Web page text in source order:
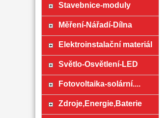
Stavebnice-moduly
Měření-Nářadí-Dílna
Elektroinstalační materiál
Světlo-Osvětlení-LED
Fotovoltaika-solární....
Zdroje,Energie,Baterie